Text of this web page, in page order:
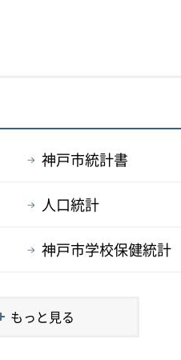
神戸市統計書
人口統計
神戸市学校保健統計
もっと見る